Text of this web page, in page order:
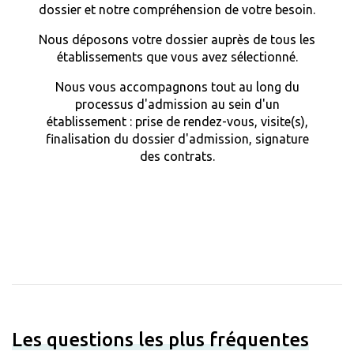
dossier et notre compréhension de votre besoin.
Nous déposons votre dossier auprès de tous les
établissements que vous avez sélectionné.
Nous vous accompagnons tout au long du
processus d'admission au sein d'un
établissement : prise de rendez-vous, visite(s),
finalisation du dossier d'admission, signature
des contrats.
Les questions les plus fréquentes